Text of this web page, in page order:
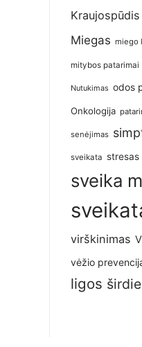
Kraujospūdis
Miegas miego
mitybos patarimai
Nutukimas odos
Onkologija
senėjimas
sveikata stresas
sveika
virškinimas
vėžio
ligos